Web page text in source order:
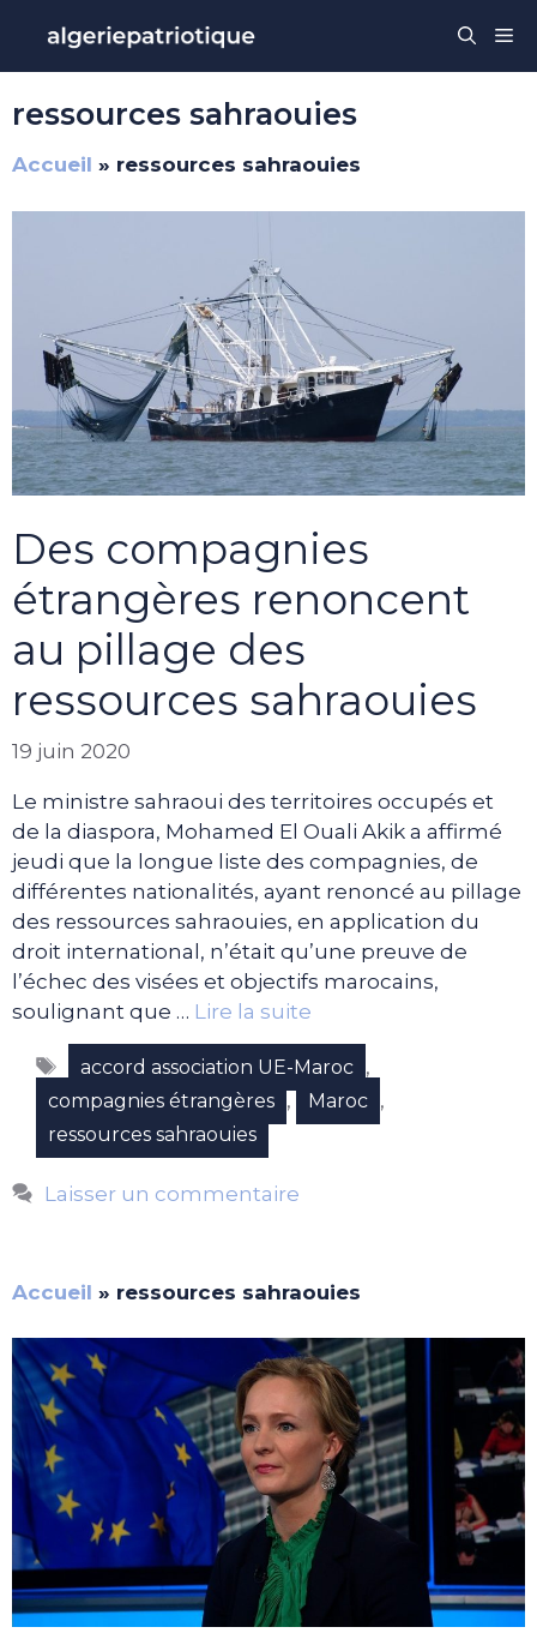
contenu
ressources sahraouies
Accueil » ressources sahraouies
Des compagnies
étrangères renoncent
au pillage des
ressources sahraouies
19 juin 2020
Le ministre sahraoui des territoires occupés et
de la diaspora, Mohamed El Ouali Akik a affirmé
jeudi que la longue liste des compagnies, de
différentes nationalités, ayant renoncé au pillage
des ressources sahraouies, en application du
droit international, n’était qu’une preuve de
l’échec des visées et objectifs marocains,
soulignant que … Lire la suite
Étiquettes
accord association UE-Maroc ,
compagnies étrangères , Maroc ,
ressources sahraouies
Laisser un commentaire
Accueil » ressources sahraouies